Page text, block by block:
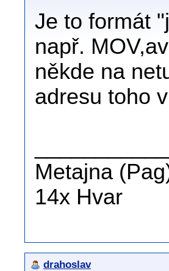
Je to formát
např.
někde na
adresu toho
Metajna
14x Hvar
drahoslav